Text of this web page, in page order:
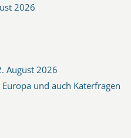
2026
August 2026
und auch Katerfragen